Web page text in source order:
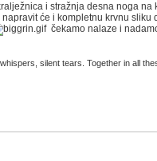
i stražnja desna noga
će i kompletnu krvnu
čekamo nalaze i
silent tears. Together in all